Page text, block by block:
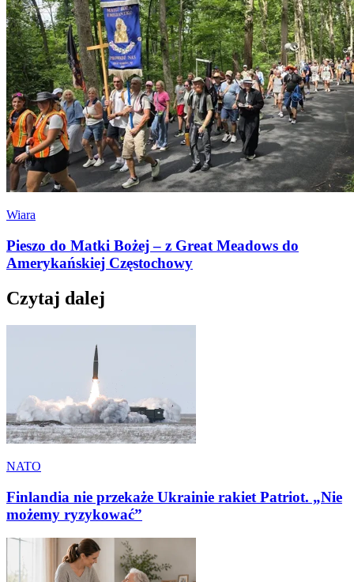
Wiara
Pieszo do Matki Bożej – z Great Meadows do
Amerykańskiej Częstochowy
Czytaj dalej
NATO
Finlandia nie przekaże Ukrainie rakiet Patriot. „Nie
możemy ryzykować”